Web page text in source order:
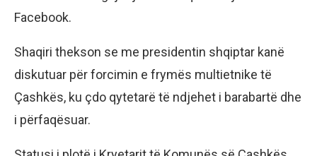
Facebook.
Shaqiri thekson se me presidentin shqiptar kanë
diskutuar për forcimin e frymës multietnike të
Çashkës, ku çdo qytetarë të ndjehet i barabartë dhe
i përfaqësuar.